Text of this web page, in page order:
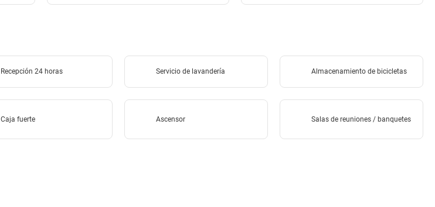
Recepción 24 horas Servicio de lavandería Almacenamiento de bicicletas
Caja fuerte Ascensor Salas de reuniones / banquetes